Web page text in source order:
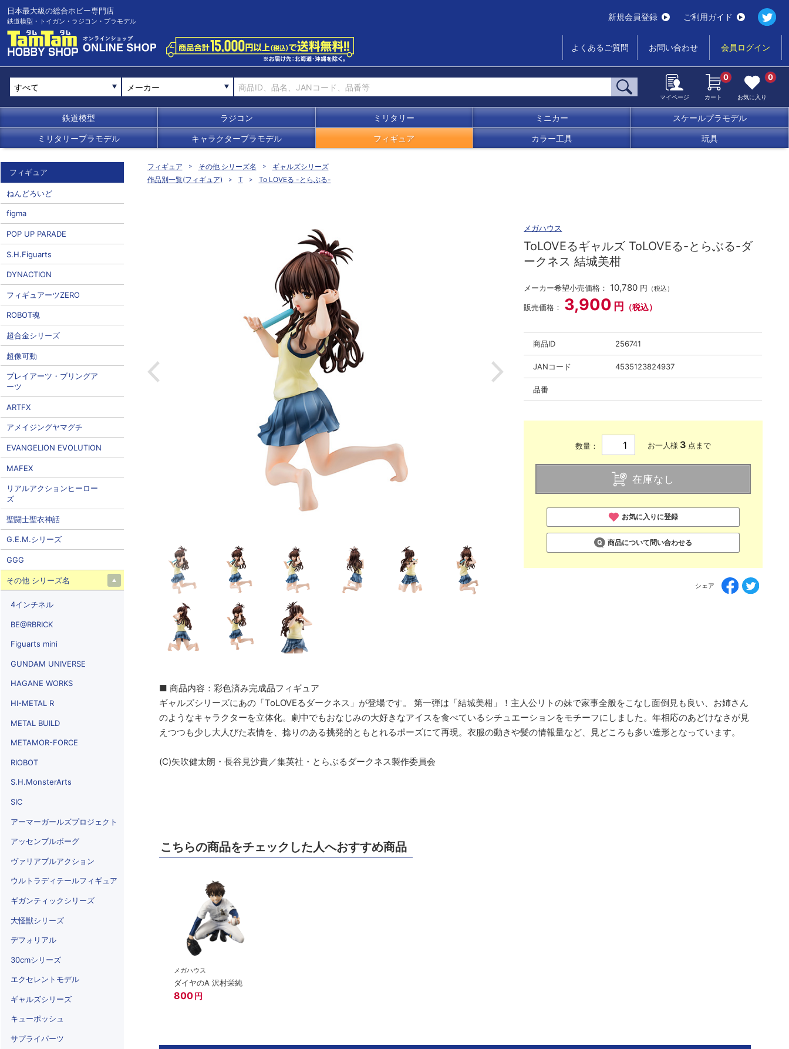
日本最大級の総合ホビー専門店
鉄道模型・トイガン・ラジコン・プラモデル 新規会員登録 ご利用ガイド
よくあるご質問 お問い合わせ 会員ログイン
メーカー
マイページ カート
0
お気に入り
0
鉄道模型 ラジコン ミリタリー ミニカー スケールプラモデル
ミリタリープラモデル キャラクタープラモデル フィギュア カラー工具 玩具
フィギュア その他 シリーズ名
ギャルズシリーズ
作品別一覧(フィギュア)
T To LOVEる -とらぶる-
メガハウス
ToLOVEるギャルズ ToLOVEる-とらぶる-ダ
ークネス 結城美柑
メーカー希望小売価格： 10,780 円 （税込）
販売価格： 3,900 円 （税込）
商品ID 256741
JANコード 4535123824937
品番
数量： お一人様 3 点まで
在庫なし
お気に入りに登録
商品について問い合わせる
シェア
■ 商品内容：彩色済み完成品フィギュア
ギャルズシリーズにあの「ToLOVEるダークネス」が登場です。 第一弾は「結城美柑」！主人公リトの妹で家事全般をこなし面倒見も良い、お姉さん
のようなキャラクターを立体化。劇中でもおなじみの大好きなアイスを食べているシチュエーションをモチーフにしました。年相応のあどけなさが見
えつつも少し大人びた表情を、捻りのある挑発的ともとれるポーズにて再現。衣服の動きや髪の情報量など、見どころも多い造形となっています。
(C)矢吹健太朗・長谷見沙貴／集英社・とらぶるダークネス製作委員会
こちらの商品をチェックした人へおすすめ商品
メガハウス
ダイヤのA 沢村栄純
800 円
フィギュア
ねんどろいど
figma
POP UP PARADE
S.H.Figuarts
DYNACTION
フィギュアーツZERO
ROBOT魂
超合金シリーズ
超像可動
プレイアーツ・ブリングア
ーツ
ARTFX
アメイジングヤマグチ
EVANGELION EVOLUTION
MAFEX
リアルアクションヒーロー
ズ
聖闘士聖衣神話
G.E.M.シリーズ
GGG
その他 シリーズ名
4インチネル
BE@RBRICK
Figuarts mini
GUNDAM UNIVERSE
HAGANE WORKS
HI-METAL R
METAL BUILD
METAMOR-FORCE
RIOBOT
S.H.MonsterArts
SIC
アーマーガールズプロジェクト
アッセンブルボーグ
ヴァリアブルアクション
ウルトラディテールフィギュア
ギガンティックシリーズ
大怪獣シリーズ
デフォリアル
30cmシリーズ
エクセレントモデル
ギャルズシリーズ
キューポッシュ
サプライパーツ